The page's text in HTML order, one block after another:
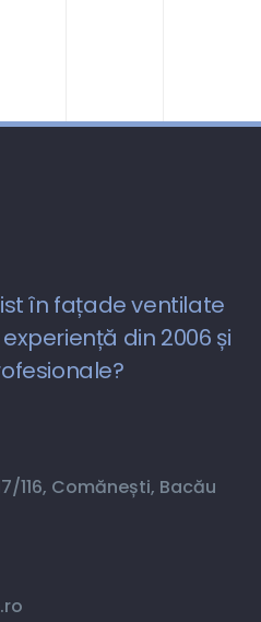
în fațade ventilate
din 2006 și
116, Comănești, Bacău